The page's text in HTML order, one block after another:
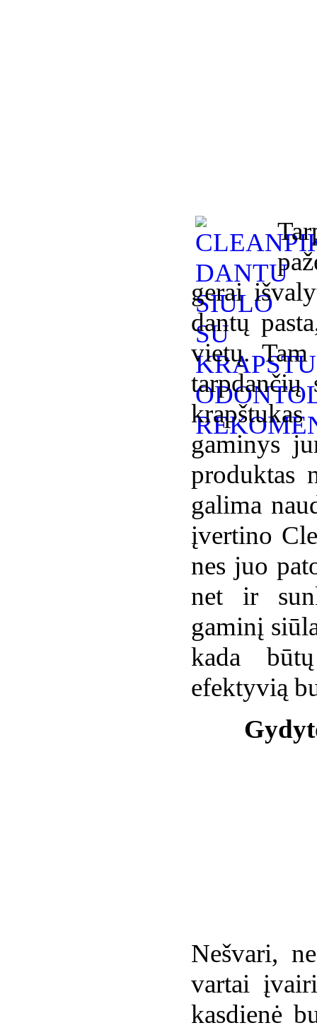
gerai
dantų
vietų.
gaminys
produktas
galima
įvertino
nes juo
net ir
gaminį
kada
efektyvią
Nešvari,
vartai
kasdienė